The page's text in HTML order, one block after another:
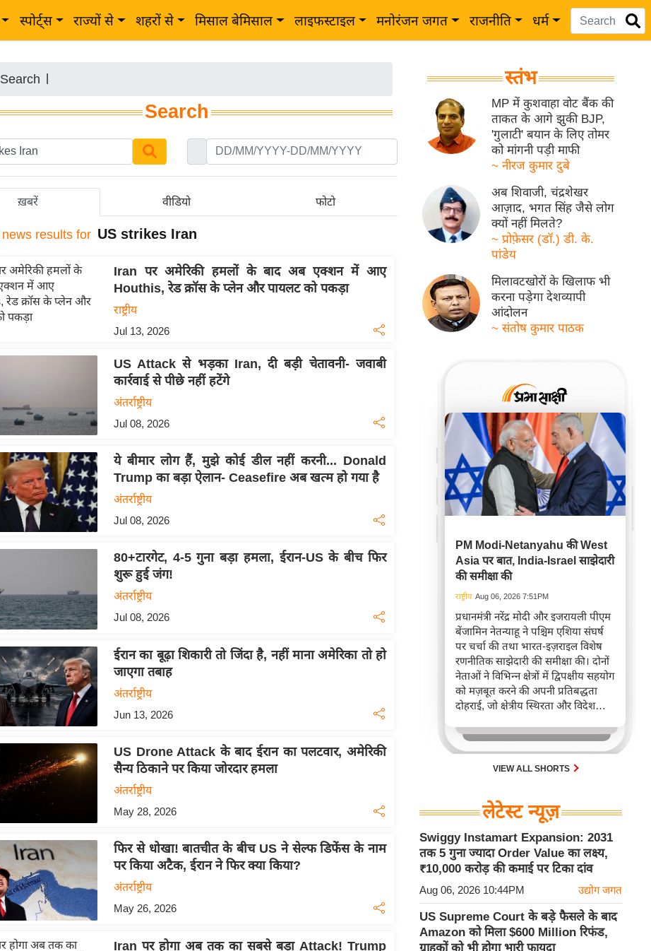
स्पोर्ट्स राज्यों से शहरों से मिसाल बेमिसाल लाइफस्टाइल मनोरंजन जगत राजनीति धर्म
Search
Search
ख़बरें वीडियो फोटो
news results for US strikes Iran
Iran पर अमेरिकी हमलों के बाद अब एक्शन में आए
Houthis, रेड क्रॉस के प्लेन और पायलट को पकड़ा
राष्ट्रीय
Jul 13, 2026
US Attack से भड़का Iran, दी बड़ी चेतावनी- जवाबी
कार्रवाई से पीछे नहीं हटेंगे
अंतर्राष्ट्रीय
Jul 08, 2026
ये बीमार लोग हैं, मुझे कोई डील नहीं करनी... Donald
Trump का बड़ा ऐलान- Ceasefire अब खत्म हो गया है
अंतर्राष्ट्रीय
Jul 08, 2026
80+टारगेट, 4-5 गुना बड़ा हमला, ईरान-US के बीच फिर
शुरू हुई जंग!
अंतर्राष्ट्रीय
Jul 08, 2026
ईरान का बूढ़ा शिकारी तो जिंदा है, नहीं माना अमेरिका तो हो
जाएगा तबाह
अंतर्राष्ट्रीय
Jun 13, 2026
US Drone Attack के बाद ईरान का पलटवार, अमेरिकी
सैन्य ठिकाने पर किया जोरदार हमला
अंतर्राष्ट्रीय
May 28, 2026
फिर से धोखा! बातचीत के बीच US ने सेल्फ डिफेंस के नाम
पर किया अटैक, ईरान ने फिर क्या किया?
अंतर्राष्ट्रीय
May 26, 2026
Iran पर होगा अब तक का सबसे बड़ा Attack! Trump
स्तंभ
MP में कुशवाहा वोट बैंक की
ताकत के आगे झुकी BJP,
'गुलाटी' बयान के लिए तोमर
को मांगनी पड़ी माफी
~ नीरज कुमार दुबे
अब शिवाजी, चंद्रशेखर
आज़ाद, भगत सिंह जैसे लोग
क्यों नहीं मिलते?
~ प्रोफ़ेसर (डॉ.) डी. के.
पांडेय
मिलावटखोरों के खिलाफ भी
करना पड़ेगा देशव्यापी
आंदोलन
~ संतोष कुमार पाठक
PM Modi-Netanyahu की West
Asia पर बात, India-Israel साझेदारी
की समीक्षा की
राष्ट्रीय Aug 06, 2026 7:51PM
प्रधानमंत्री नरेंद्र मोदी और इजरायली पीएम
बेंजामिन नेतन्याहू ने पश्चिम एशिया संघर्ष
पर चर्चा की तथा भारत-इज़राइल विशेष
रणनीतिक साझेदारी की समीक्षा की। दोनों
नेताओं ने विभिन्न क्षेत्रों में द्विपक्षीय सहयोग
को मज़बूत करने की अपनी प्रतिबद्धता
दोहराई, जो क्षेत्रीय स्थिरता और विदेश
करता है।
VIEW ALL SHORTS
लेटेस्ट न्यूज़
Swiggy Instamart Expansion: 2031
तक 5 गुना ज्यादा Order Value का लक्ष्य,
₹10,000 करोड़ की कमाई पर टिका दांव
Aug 06, 2026 10:44PM उद्योग जगत
US Supreme Court के बड़े फैसले के बाद
Amazon को मिला $600 Million रिफंड,
ग्राहकों को भी होगा भारी फायदा